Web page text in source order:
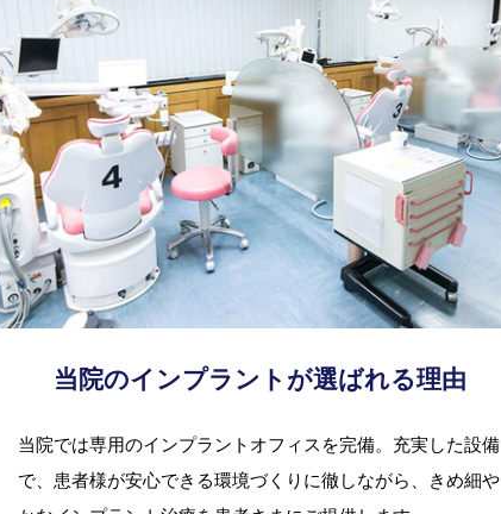
当院のインプラントが選ばれる理由
当院では専用のインプラントオフィスを完備。充実した設備
で、患者様が安心できる環境づくりに徹しながら、きめ細や